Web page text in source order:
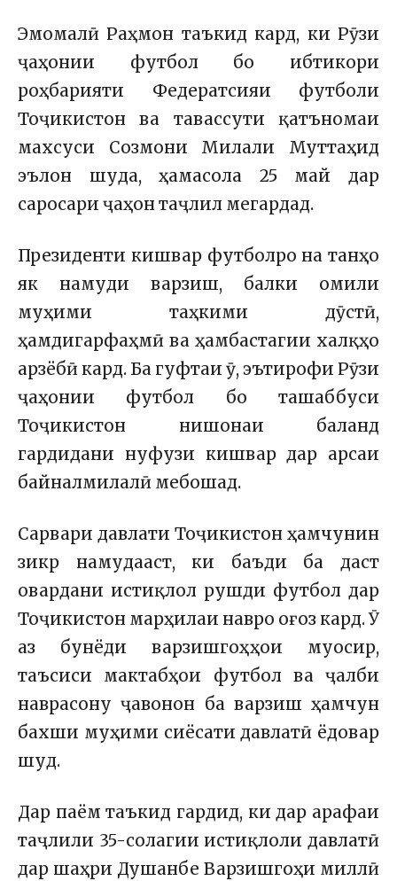
Эмомалӣ Раҳмон таъкид кард, ки Рӯзи
ҷаҳонии футбол бо ибтикори
роҳбарияти Федератсияи футболи
Тоҷикистон ва тавассути қатъномаи
махсуси Созмони Милали Муттаҳид
эълон шуда, ҳамасола 25 май дар
саросари ҷаҳон таҷлил мегардад.
Президенти кишвар футболро на танҳо
як намуди варзиш, балки омили
муҳими таҳкими дӯстӣ,
ҳамдигарфаҳмӣ ва ҳамбастагии халқҳо
арзёбӣ кард. Ба гуфтаи ӯ, эътирофи Рӯзи
ҷаҳонии футбол бо ташаббуси
Тоҷикистон нишонаи баланд
гардидани нуфузи кишвар дар арсаи
байналмилалӣ мебошад.
Сарвари давлати Тоҷикистон ҳамчунин
зикр намудааст, ки баъди ба даст
овардани истиқлол рушди футбол дар
Тоҷикистон марҳилаи навро оғоз кард. Ӯ
аз бунёди варзишгоҳҳои муосир,
таъсиси мактабҳои футбол ва ҷалби
наврасону ҷавонон ба варзиш ҳамчун
бахши муҳими сиёсати давлатӣ ёдовар
шуд.
Дар паём таъкид гардид, ки дар арафаи
таҷлили 35-солагии истиқлоли давлатӣ
дар шаҳри Душанбе Варзишгоҳи миллӣ